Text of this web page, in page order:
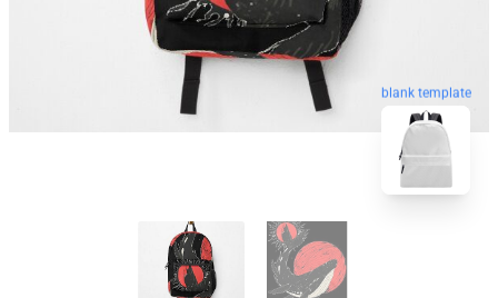
blank template